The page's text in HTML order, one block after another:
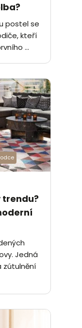
postel se
kteří
...
trendu?
Jedná
zútulnění